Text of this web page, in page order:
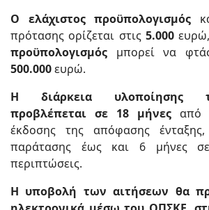
Ο ελάχιστος προϋπολογισμός
πρότασης ορίζεται στις 5.000
προϋπολογισμός μπορεί να
500.000ευρώ.
Η διάρκεια υλοποίησης
προβλέπεται σε 18 μήνες από
έκδοσης της απόφασης
παράτασης έως και 6 μήνες σε
περιπτώσεις.
Η υποβολή των αιτήσεων θα